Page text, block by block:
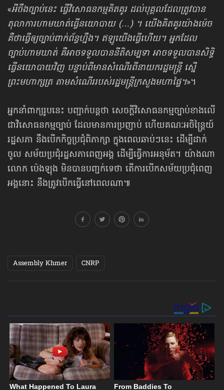
«អីចឹងច្បាប់នេះ ធ្វើវិសោធនកម្មគិតគូរ ដល់បុគ្គលដែលត្រូវបាន
តុលាការហាមឃាត់ធ្វើនយោបាយ (…) ។ យើងគិតគូរយ៉ាងម៉េច
គឺថាធ្វើឲ្យច្បាប់ពាក់ព័ន្ធហ្នឹង។ ឥឡូយើងធ្វើហើយ។ អ្នកដែល
ច្បាប់ហាមឃាត់ គឺអាចទទួលបាននីតិសម្បទា អាចទទួលបានសិទ្ធិ
ធ្វើនយោបាយវិញ បន្ទាប់ពីមានសំណើរពីនាយករដ្ឋមន្ត្រី ស្នើ
ព្រះមហាក្សត្រ តាមសំណើររបស់រដ្ឋមន្ត្រីក្រសួងមហាផ្ទៃ។»។
អ្នកនាំពាក្យរូបនេះ បញ្ជាក់បន្តថា សេចក្តីវិសោធនកម្មច្បាប់ខាងលើ
ជាវិសោធនកម្មច្បាប់ ដែលមានការប្រញាប់ ហើយគណៈអចិន្ត្រៃយ៍
រដ្ឋសភា នឹងបើកកិច្ចប្រជុំពិភាក្សា ក្នុងពេលឆាប់ៗនេះ ដើម្បីដាក់
ចូល សម័យប្រជុំរដ្ឋសភាពេញអង្គ ដើម្បីធ្វើការអនុម័ត។ យ៉ាងណា
លោក ប៉េងឡុង មិនបានបញ្ជក់ទេថា តើការបើកសម័យប្រជុំពេញ
អង្គនោះ នឹងត្រូវបើកធ្វើនៅពេលណា៕
Assembly Khmer CNRP